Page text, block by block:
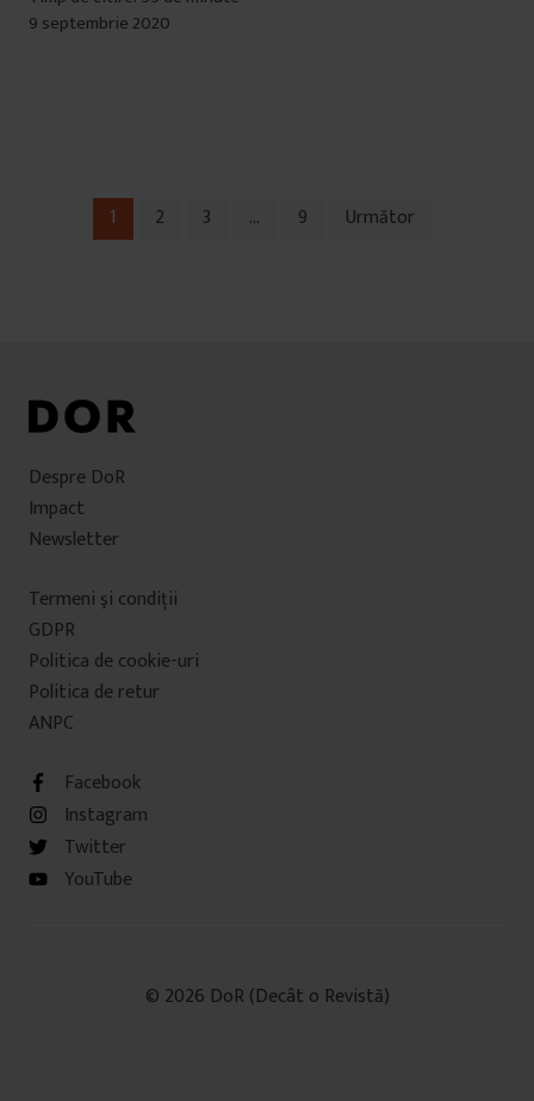
9 septembrie 2020
Navigare
1 2 3 … 9 Următor
Despre DoR
Impact
Newsletter
Termeni şi condiţii
GDPR
Politica de cookie-uri
Politica de retur
ANPC
Facebook
Instagram
Twitter
YouTube
© 2026 DoR (Decât o Revistă)